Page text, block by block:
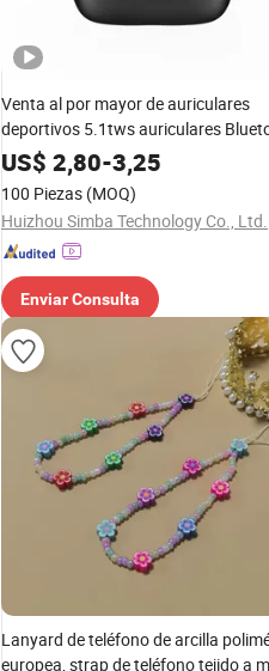
Venta al por mayor de auriculares
deportivos 5.1tws auriculares
accesorios para teléfonos móviles
US$ 2,80-3,25
100 Piezas (MOQ)
Huizhou Simba Technology Co., Ltd.
Enviar Consulta
Lanyard de teléfono de arcilla
europea, strap de teléfono tejido a